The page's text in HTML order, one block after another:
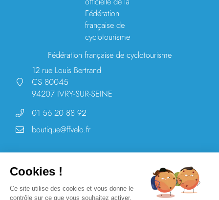
Fédération française de cyclotourisme
12 rue Louis Bertrand
CS 80045
94207 IVRY-SUR-SEINE
01 56 20 88 92
boutique@ffvelo.fr
La Boutique officielle de la Fédération française de cyclotourisme -
2026 - Tous droits réservés
Cookies !
Ce site utilise des cookies et vous donne le
contrôle sur ce que vous souhaitez activer.